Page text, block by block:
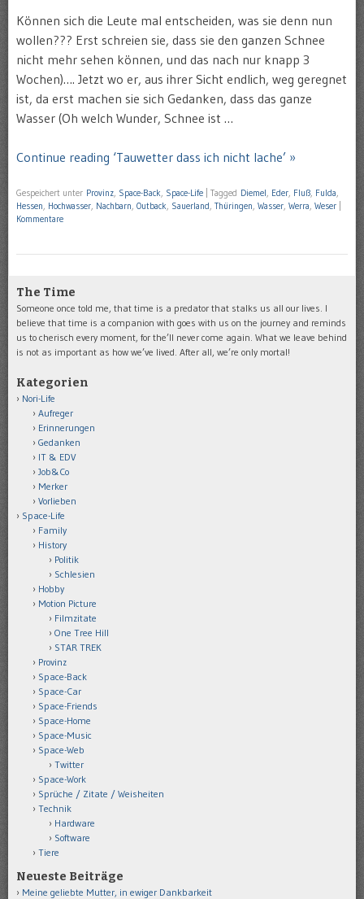
Können sich die Leute mal entscheiden, was sie denn nun
wollen??? Erst schreien sie, dass sie den ganzen Schnee
nicht mehr sehen können, und das nach nur knapp 3
Wochen)…. Jetzt wo er, aus ihrer Sicht endlich, weg geregnet
ist, da erst machen sie sich Gedanken, dass das ganze
Wasser (Oh welch Wunder, Schnee ist …
Continue reading ‘Tauwetter dass ich nicht lache’ »
Gespeichert unter Provinz Space-Back Space-Life Tagged Diemel Eder Fluß Fulda
Hessen Hochwasser Nachbarn Outback Sauerland Thüringen Wasser Werra Weser
Kommentare
The Time
Someone once told me, that time is a predator that stalks us all our lives. I
believe that time is a companion with goes with us on the journey and reminds
us to cherisch every moment, for the’ll never come again. What we leave behind
is not as important as how we’ve lived. After all, we’re only mortal!
Kategorien
Nori-Life
Aufreger
Erinnerungen
Gedanken
IT & EDV
Job&Co
Merker
Vorlieben
Space-Life
Family
History
Politik
Schlesien
Hobby
Motion Picture
Filmzitate
One Tree Hill
STAR TREK
Provinz
Space-Back
Space-Car
Space-Friends
Space-Home
Space-Music
Space-Web
Twitter
Space-Work
Sprüche / Zitate / Weisheiten
Technik
Hardware
Software
Tiere
Neueste Beiträge
Meine geliebte Mutter, in ewiger Dankbarkeit